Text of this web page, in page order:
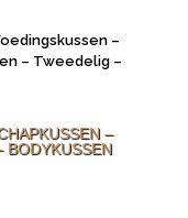
–
– Tweedelig –
–
BODYKUSSEN